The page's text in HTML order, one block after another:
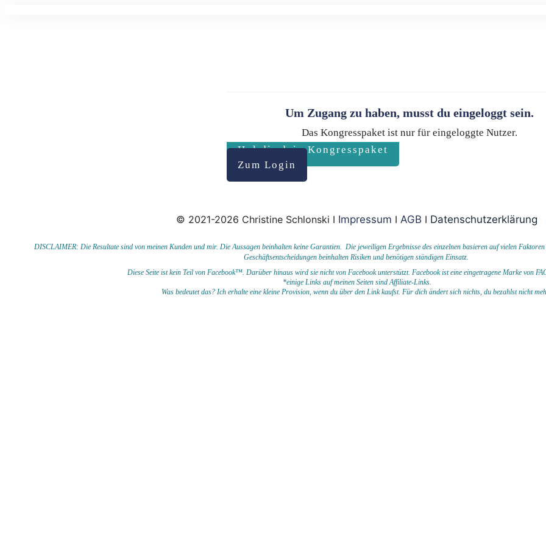
Um Zugang zu haben, musst du eingeloggt sein.
Das Kongresspaket ist nur für eingeloggte Nutzer.
Hol dir dein Kongresspaket
Zum Login
© 2021-2026 Christine Schlonski I Impressum I AGB I Datenschutzerklärung
DISCLAIMER: Die Resultate sind von meinen Kunden und mir. Die Aussagen beinhalten keine Garantien. Die jeweiligen Ergebnisse des einzelnen basieren auf vielen
Geschäftsentscheidungen beinhalten Risiken und benötigen ständigen Einsatz.
Diese Seite ist kein Teil von Facebook™. Darüber hinaus wird sie nicht von Facebook unterstützt. Facebook ist eine eingetragene Marke von
*einige Links auf meinen Seiten sind Affiliate-Links.
Was bedeutet das? Ich erhalte eine kleine Provision, wenn du über den Link kaufst. Für dich ändert sich nichts, du bezahlst nicht